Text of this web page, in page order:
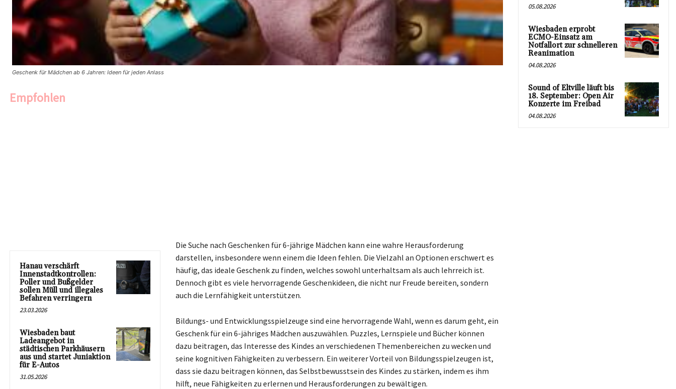
Geschenk für Mädchen ab 6 Jahren: Ideen für jeden Anlass
Empfohlen
Hanau verschärft
Innenstadtkontrollen:
Poller und Bußgelder
sollen Müll und illegales
Befahren verringern
23.03.2026
Wiesbaden baut
Ladeangebot in
städtischen Parkhäusern
aus und startet Juniaktion
für E-Autos
31.05.2026
Die Suche nach Geschenken für 6-jährige Mädchen kann eine wahre Herausforderung
darstellen, insbesondere wenn einem die Ideen fehlen. Die Vielzahl an Optionen erschwert es
häufig, das ideale Geschenk zu finden, welches sowohl unterhaltsam als auch lehrreich ist.
Dennoch gibt es viele hervorragende Geschenkideen, die nicht nur Freude bereiten, sondern
auch die Lernfähigkeit unterstützen.
Bildungs- und Entwicklungsspielzeuge sind eine hervorragende Wahl, wenn es darum geht, ein
Geschenk für ein 6-jähriges Mädchen auszuwählen. Puzzles, Lernspiele und Bücher können
dazu beitragen, das Interesse des Kindes an verschiedenen Themenbereichen zu wecken und
seine kognitiven Fähigkeiten zu verbessern. Ein weiterer Vorteil von Bildungsspielzeugen ist,
dass sie dazu beitragen können, das Selbstbewusstsein des Kindes zu stärken, indem es ihm
hilft, neue Fähigkeiten zu erlernen und Herausforderungen zu bewältigen.
05.08.2026
Wiesbaden erprobt
ECMO-Einsatz am
Notfallort zur schnelleren
Reanimation
04.08.2026
Sound of Eltville läuft bis
18. September: Open Air
Konzerte im Freibad
04.08.2026